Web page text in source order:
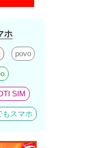
ホ
povo
SIM
もスマホ